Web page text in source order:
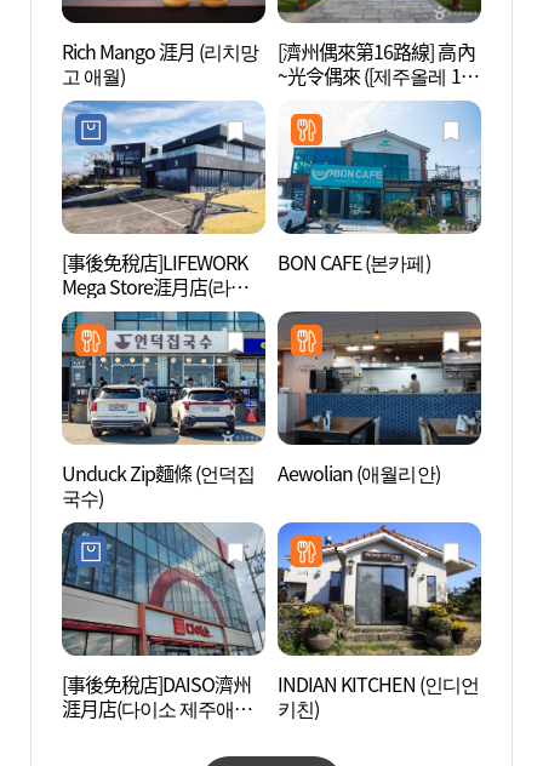
Rich Mango 涯月 (리치망
고 애월)
[濟州偶來第16路線] 高內
~光令偶來 ([제주올레 16
코스] 고내~광령 올레)
[事後免稅店]LIFEWORK
Mega Store涯月店(라이
프워크 메가스토어 애월
점)
BON CAFE (본카페)
Unduck Zip麵條 (언덕집
국수)
Aewolian (애월리안)
[事後免稅店]DAISO濟州
涯月店(다이소 제주애월
INDIAN KITCHEN (인디언
키친)